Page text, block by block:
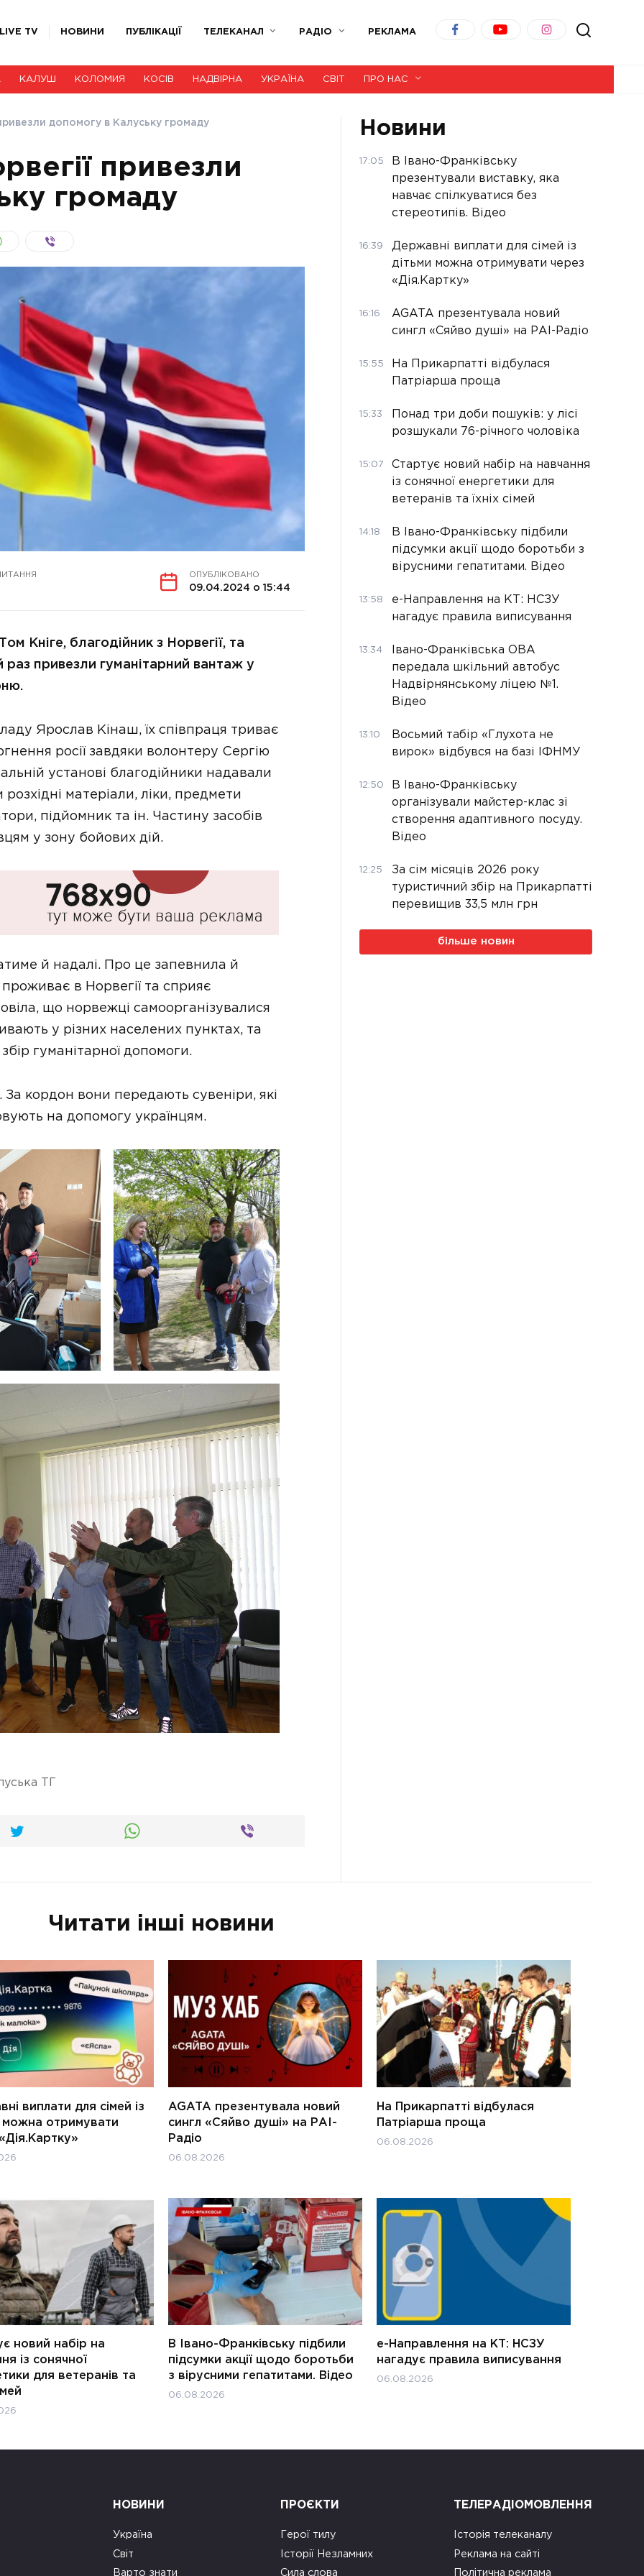
TV НОВИНИ ПУБЛІКАЦІЇ ТЕЛЕКАНАЛ РАДІО РЕКЛАМА
КАЛУШ КОЛОМИЯ КОСІВ НАДВІРНА УКРАЇНА СВІТ ПРО НАС
допомогу в Калуську громаду
привезли
громаду
ОПУБЛІКОВАНО
09.04.2024 о 15:44
Кніге, благодійник з Норвегії, та
привезли гуманітарний вантаж у
Ярослав Кінаш, їх співпраця триває
росії завдяки волонтеру Сергію
установі благодійники надавали
матеріали, ліки, предмети
підйомник та ін. Частину засобів
у зону бойових дій.
й надалі. Про це запевнила й
в Норвегії та сприяє
що норвежці самоорганізувалися
у різних населених пунктах, та
гуманітарної допомоги.
кордон вони передають сувеніри, які
на допомогу українцям.
ТГ
Новини
17:05
В Івано-Франківську
презентували виставку, яка
навчає спілкуватися без
стереотипів. Відео
16:39
Державні виплати для сімей із
дітьми можна отримувати через
«Дія.Картку»
16:16
AGATA презентувала новий
сингл «Сяйво душі» на РАІ-Радіо
15:55
На Прикарпатті відбулася
Патріарша проща
15:33
Понад три доби пошуків: у лісі
розшукали 76-річного чоловіка
15:07
Стартує новий набір на навчання
із сонячної енергетики для
ветеранів та їхніх сімей
14:18
В Івано-Франківську підбили
підсумки акції щодо боротьби з
вірусними гепатитами. Відео
13:58
е-Направлення на КТ: НСЗУ
нагадує правила виписування
13:34
Івано-Франківська ОВА
передала шкільний автобус
Надвірнянському ліцею №1.
Відео
13:10
Восьмий табір «Глухота не
вирок» відбувся на базі ІФНМУ
12:50
В Івано-Франківську
організували майстер-клас зі
створення адаптивного посуду.
Відео
12:25
За сім місяців 2026 року
туристичний збір на Прикарпатті
перевищив 33,5 млн грн
більше новин
Читати інші новини
виплати для сімей із
можна отримувати
AGATA презентувала новий
сингл «Сяйво душі» на РАІ-
Радіо
06.08.2026
На Прикарпатті відбулася
Патріарша проща
06.08.2026
новий набір на
із сонячної
для ветеранів та
В Івано-Франківську підбили
підсумки акції щодо боротьби
з вірусними гепатитами. Відео
06.08.2026
е-Направлення на КТ: НСЗУ
нагадує правила виписування
06.08.2026
НОВИНИ
Україна
Світ
Варто знати
ПРОЄКТИ
Герої тилу
Історії Незламних
Сила слова
ТЕЛЕРАДІОМОВЛЕННЯ
Історія телеканалу
Реклама на сайті
Політична реклама